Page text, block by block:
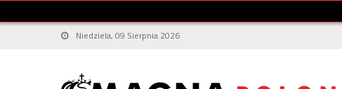
Niedziela, 09 Sierpnia 2026